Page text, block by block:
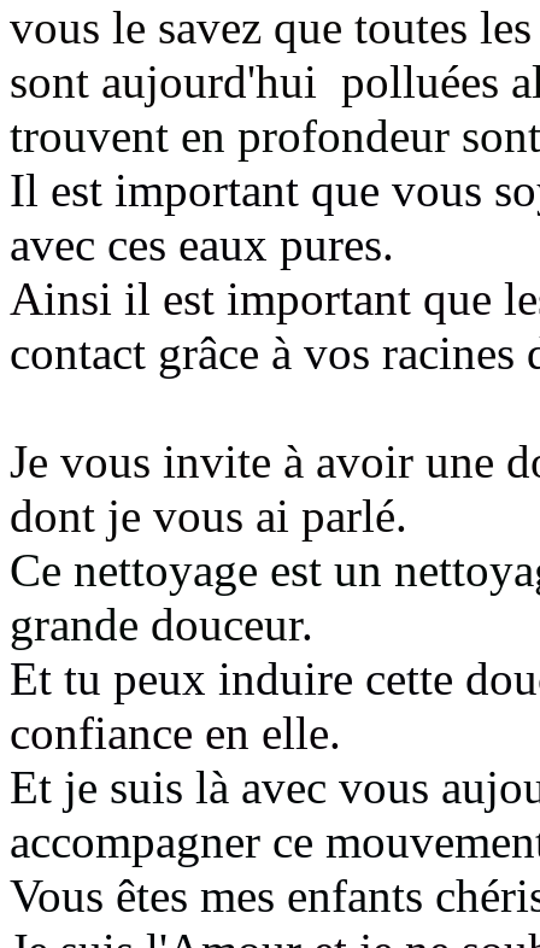
vous le savez que toutes
sont aujourd'hui polluées
trouvent en profondeur
Il est important que vous
avec ces eaux pures.
Ainsi il est important que
contact grâce à vos racines
Je vous invite à avoir une
dont je vous ai parlé.
Ce nettoyage est un
grande douceur.
Et tu peux induire cette
confiance en elle.
Et je suis là avec vous
accompagner ce
Vous êtes mes enfants